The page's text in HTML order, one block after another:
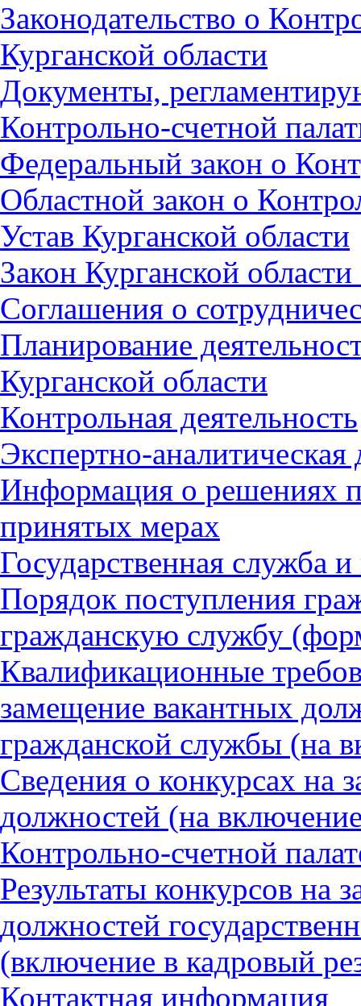
Законодательство о
Курганской области
Документы,
Контрольно-счетной
Федеральный закон о
Областной закон о
Устав Курганской области
Закон Курганской
Соглашения о
Планирование
Курганcкой области
Контрольная деятельность
Экспертно-аналитическая
Информация о решениях
принятых мерах
Государственная служба
Порядок поступления
гражданскую службу
Квалификационные
замещение вакантных
гражданской службы (на
Сведения о конкурсах на
должностей (на
Контрольно-счетной
Результаты конкурсов на
должностей
(включение в кадровый
Контактная информация